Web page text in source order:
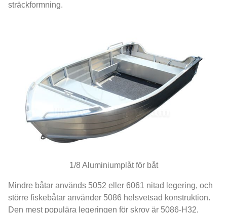
sträckformning.
1/8 Aluminiumplåt för båt
Mindre båtar används 5052 eller 6061 nitad legering, och
större fiskebåtar använder 5086 helsvetsad konstruktion.
Den mest populära legeringen för skrov är 5086-H32,